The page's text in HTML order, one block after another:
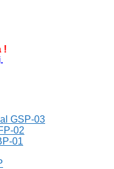
!
GSP-03
02
01